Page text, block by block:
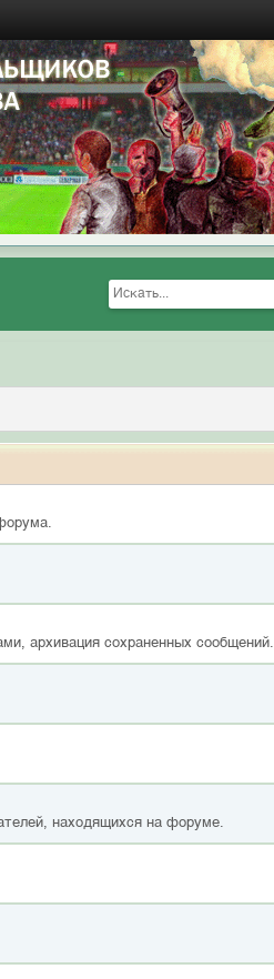
архивация сохраненных сообщений.
находящихся на форуме.